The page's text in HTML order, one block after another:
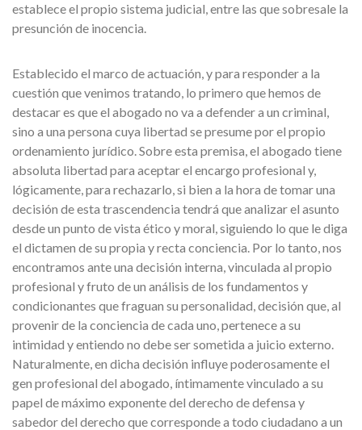
establece el propio sistema judicial, entre las que sobresale la
presunción de inocencia.
Establecido el marco de actuación, y para responder a la
cuestión que venimos tratando, lo primero que hemos de
destacar es que el abogado no va a defender a un criminal,
sino a una persona cuya libertad se presume por el propio
ordenamiento jurídico. Sobre esta premisa, el abogado tiene
absoluta libertad para aceptar el encargo profesional y,
lógicamente, para rechazarlo, si bien a la hora de tomar una
decisión de esta trascendencia tendrá que analizar el asunto
desde un punto de vista ético y moral, siguiendo lo que le diga
el dictamen de su propia y recta conciencia. Por lo tanto, nos
encontramos ante una decisión interna, vinculada al propio
profesional y fruto de un análisis de los fundamentos y
condicionantes que fraguan su personalidad, decisión que, al
provenir de la conciencia de cada uno, pertenece a su
intimidad y entiendo no debe ser sometida a juicio externo.
Naturalmente, en dicha decisión influye poderosamente el
gen profesional del abogado, íntimamente vinculado a su
papel de máximo exponente del derecho de defensa y
sabedor del derecho que corresponde a todo ciudadano a un